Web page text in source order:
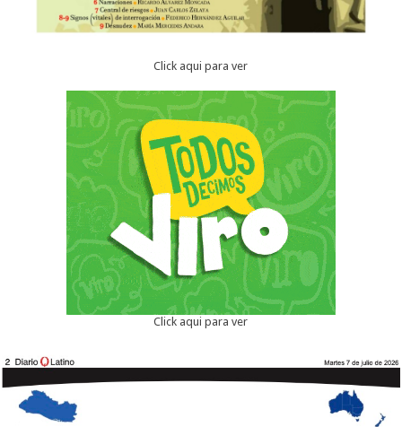
Click aqui para ver
Click aqui para ver